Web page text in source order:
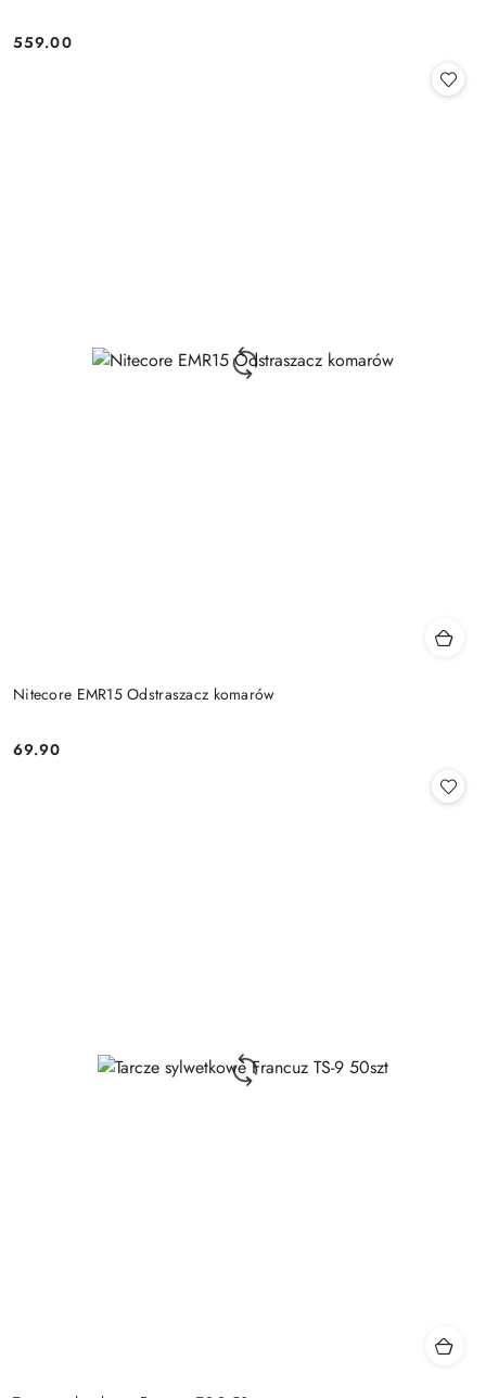
Cena:
559.00
Nitecore EMR15 Odstraszacz komarów
Cena:
69.90